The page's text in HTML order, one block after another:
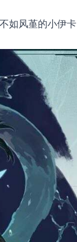
如风堇的小伊卡